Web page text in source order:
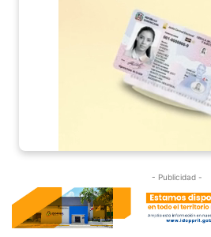
- Publicidad -